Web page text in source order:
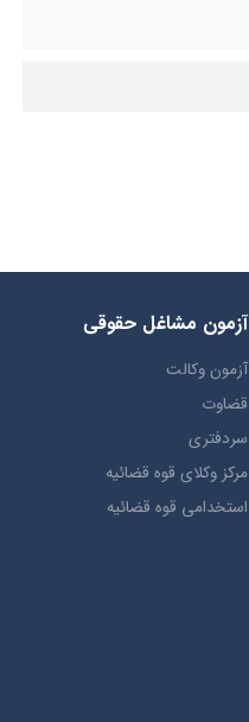
آزمون مشاغل حقوقی
آزمون وکالت
قضاوت
سردفتری
مرکز وکلای قوه قضائیه
استخدامی قوه قضائیه